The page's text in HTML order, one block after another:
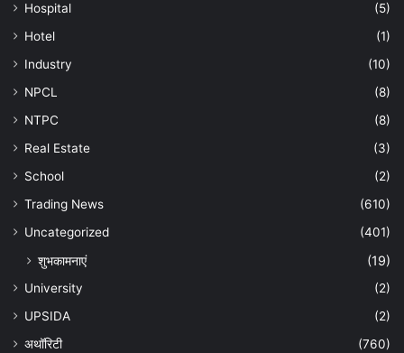
Hospital
(5)
Hotel
(1)
Industry
(10)
NPCL
(8)
NTPC
(8)
Real Estate
(3)
School
(2)
Trading News
(610)
Uncategorized
(401)
शुभकामनाएं (19)
University
(2)
UPSIDA
(2)
अथॉरिटी
(760)